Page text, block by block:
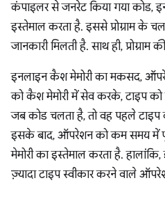
कंपाइलर से जनरेट किया गया
इस्तेमाल करता है. इससे प्रोग्राम के
जानकारी मिलती है. साथ ही, प्रोग्राम
इनलाइन कैश मेमोरी का मकसद,
को कैश मेमोरी में सेव करके, टाइप
जब कोड चलता है, तो वह पहले टाइप
इसके बाद, ऑपरेशन को कम समय में
मेमोरी का इस्तेमाल करता है.
ज़्यादा टाइप स्वीकार करने वाले